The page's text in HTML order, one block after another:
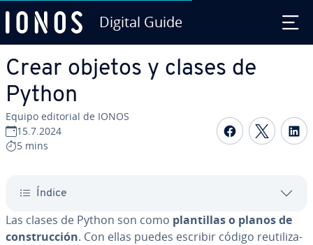
Digital Guide
Crear objetos y clases de
Python
Equipo editorial de IONOS
15.7.2024
5 mins
Compartir
Índice
Las clases de Python son como pla­n­ti­llas o planos de
co­n­s­tru­c­ción. Con ellas puedes escribir código re­uti­li­za­